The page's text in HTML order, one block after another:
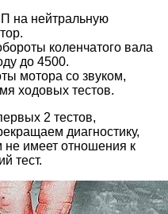
на нейтральную
коленчатого вала
до 4500.
мотора со звуком,
ходовых тестов.
2 тестов,
диагностику,
имеет отношения к
тест.